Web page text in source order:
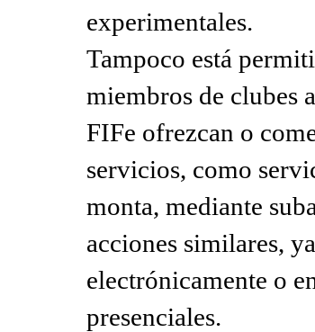
experimentales.
Tampoco está
miembros de clubes
FIFe ofrezcan o
servicios, como
monta, mediante
acciones similares,
electrónicamente o
presenciales.